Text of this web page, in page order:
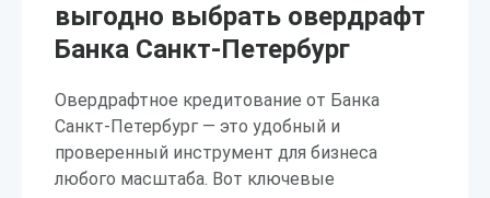
выгодно выбрать овердрафт
Банка Санкт-Петербург
Овердрафтное кредитование от Банка
Санкт-Петербург — это удобный и
проверенный инструмент для бизнеса
любого масштаба. Вот ключевые